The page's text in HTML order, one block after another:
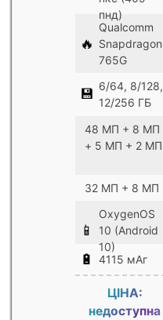
пнд)
🔥
Qualcomm
Snapdragon
765G
💾 6/64, 8/128,
12/256 ГБ
48 МП + 8 МП
+ 5 МП + 2 МП
32 МП + 8 МП
📱
OxygenOS
10 (Android
10)
🔋 4115 мАг
ЦІНА:
недоступна